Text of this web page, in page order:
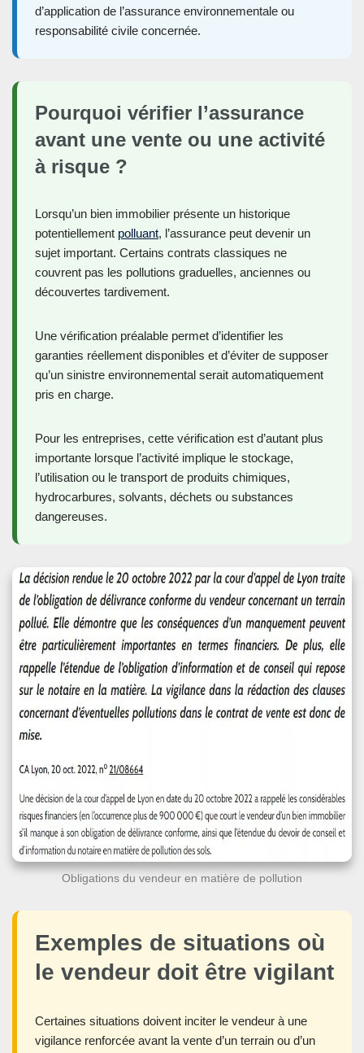
d’application de l’assurance environnementale ou
responsabilité civile concernée.
Pourquoi vérifier l’assurance
avant une vente ou une activité
à risque ?
Lorsqu’un bien immobilier présente un historique
potentiellement polluant, l’assurance peut devenir un
sujet important. Certains contrats classiques ne
couvrent pas les pollutions graduelles, anciennes ou
découvertes tardivement.
Une vérification préalable permet d’identifier les
garanties réellement disponibles et d’éviter de supposer
qu’un sinistre environnemental serait automatiquement
pris en charge.
Pour les entreprises, cette vérification est d’autant plus
importante lorsque l’activité implique le stockage,
l’utilisation ou le transport de produits chimiques,
hydrocarbures, solvants, déchets ou substances
dangereuses.
Obligations du vendeur en matière de pollution
Exemples de situations où
le vendeur doit être vigilant
Certaines situations doivent inciter le vendeur à une
vigilance renforcée avant la vente d’un terrain ou d’un